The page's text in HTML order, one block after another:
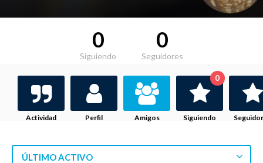
0
Siguiendo
0
Seguidores
Actividad Perfil Amigos Siguiendo
0
ÚLTIMO ACTIVO